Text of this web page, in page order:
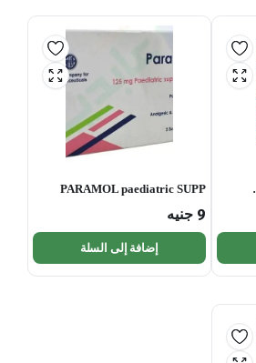
PARAMOL paediatric SUPP
9 جنيه
إضافة إلى السلة